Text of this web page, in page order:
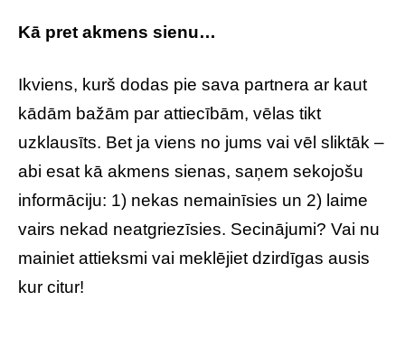
Kā pret akmens sienu…
Ikviens, kurš dodas pie sava partnera ar kaut
kādām bažām par attiecībām, vēlas tikt
uzklausīts. Bet ja viens no jums vai vēl sliktāk –
abi esat kā akmens sienas, saņem sekojošu
informāciju: 1) nekas nemainīsies un 2) laime
vairs nekad neatgriezīsies. Secinājumi? Vai nu
mainiet attieksmi vai meklējiet dzirdīgas ausis
kur citur!